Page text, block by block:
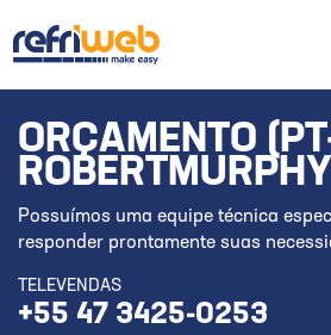
ORÇAMENTO
Possuímos uma equipe técnica
responder prontamente suas
TELEVENDAS
+55 47 3425-0253